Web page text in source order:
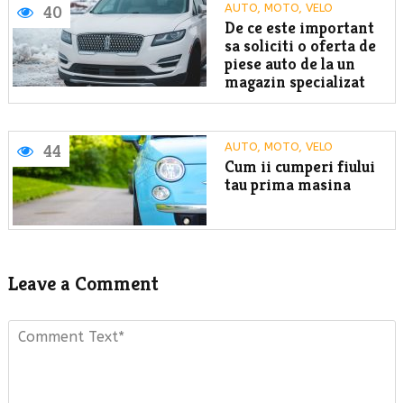
40 AUTO, MOTO, VELO
De ce este important
sa soliciti o oferta de
piese auto de la un
magazin specializat
44 AUTO, MOTO, VELO
Cum ii cumperi fiului
tau prima masina
Leave a Comment